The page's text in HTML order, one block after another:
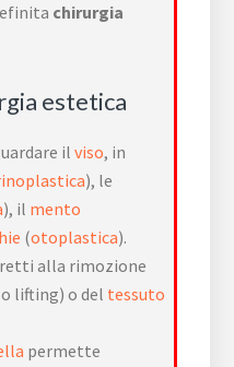
chirurgia
estetica
ilviso, in
), le
), il mento
(otoplastica).
alla rimozione
o lifting) o del tessuto
permette